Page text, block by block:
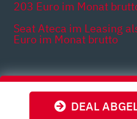
DEAL
203 Euro im Monat
Seat Ateca im Leasing
Euro im Monat brutto